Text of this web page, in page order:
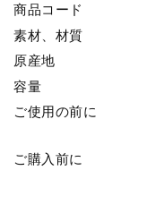
商品コード
素材、材質
原産地
容量
ご使用の前に
ご購入前に